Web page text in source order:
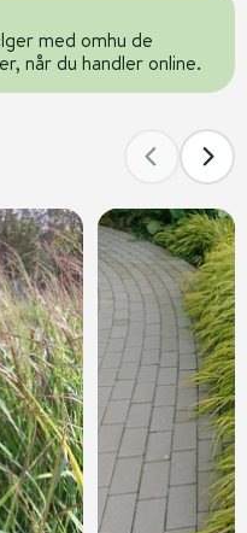
med omhu de
når du handler online.